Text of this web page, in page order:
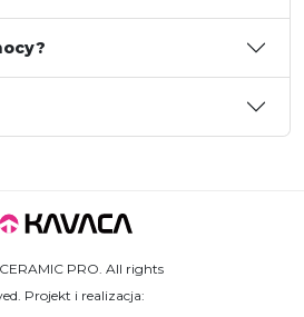
PRO. All rights
Projekt i realizacja: